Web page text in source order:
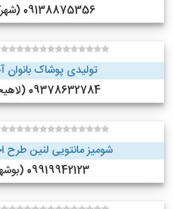
09138875356 (شهرکرد)
تولیدی پوشاک
09378632784 (لاهیجان )
شومیز مانتویی لنین طرح
09919942123 (بوشهر)